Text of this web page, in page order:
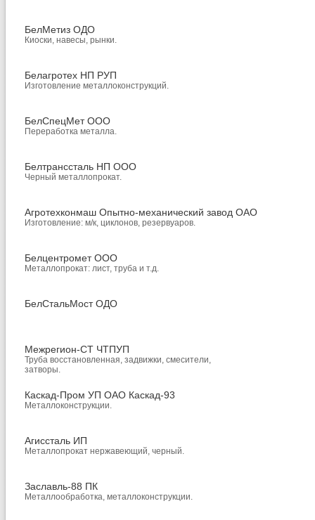
БелМетиз ОДО
Киоски, навесы, рынки.
Белагротех НП РУП
Изготовление металлоконструкций.
БелСпецМет ООО
Переработка металла.
Белтранссталь НП ООО
Черный металлопрокат.
Агротехконмаш Опытно-механический завод ОАО
Изготовление: м/к, циклонов, резервуаров.
Белцентромет ООО
Металлопрокат: лист, труба и т.д.
БелСтальМост ОДО
Межрегион-СТ ЧТПУП
Труба восстановленная, задвижки, смесители,
затворы.
Каскад-Пром УП ОАО Каскад-93
Металлоконструкции.
Агиссталь ИП
Металлопрокат нержавеющий, черный.
Заславль-88 ПК
Металлообработка, металлоконструкции.